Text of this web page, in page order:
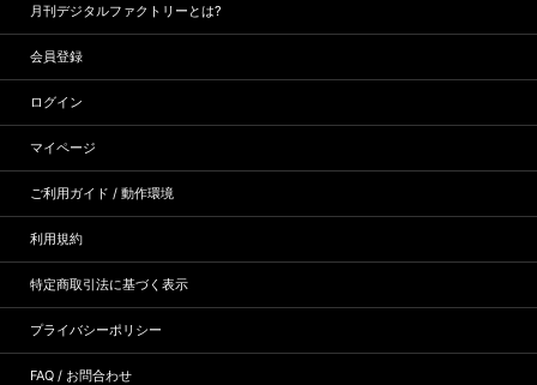
月刊デジタルファクトリーとは?
会員登録
ログイン
マイページ
ご利用ガイド / 動作環境
利用規約
特定商取引法に基づく表示
プライバシーポリシー
FAQ / お問合わせ